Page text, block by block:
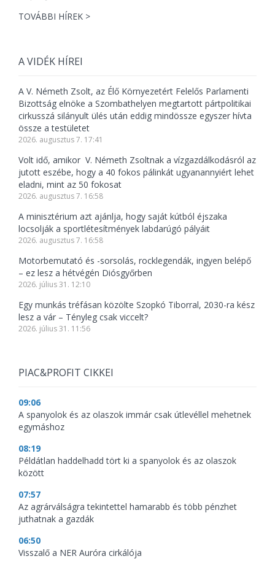
TOVÁBBI HÍREK >
A VIDÉK HÍREI
A V. Németh Zsolt, az Élő Környezetért Felelős Parlamenti
Bizottság elnöke a Szombathelyen megtartott pártpolitikai
cirkusszá silányult ülés után eddig mindössze egyszer hívta
össze a testületet
2026. augusztus 7. 17:41
Volt idő, amikor V. Németh Zsoltnak a vízgazdálkodásról az
jutott eszébe, hogy a 40 fokos pálinkát ugyanannyiért lehet
eladni, mint az 50 fokosat
2026. augusztus 7. 16:58
A minisztérium azt ajánlja, hogy saját kútból éjszaka
locsolják a sportlétesítmények labdarúgó pályáit
2026. augusztus 7. 16:58
Motorbemutató és -sorsolás, rocklegendák, ingyen belépő
– ez lesz a hétvégén Diósgyőrben
2026. július 31. 12:10
Egy munkás tréfásan közölte Szopkó Tiborral, 2030-ra kész
lesz a vár – Tényleg csak viccelt?
2026. július 31. 11:56
PIAC&PROFIT CIKKEI
09:06
A spanyolok és az olaszok immár csak útlevéllel mehetnek
egymáshoz
08:19
Példátlan haddelhadd tört ki a spanyolok és az olaszok
között
07:57
Az agrárválságra tekintettel hamarabb és több pénzhet
juthatnak a gazdák
06:50
Visszalő a NER Auróra cirkálója